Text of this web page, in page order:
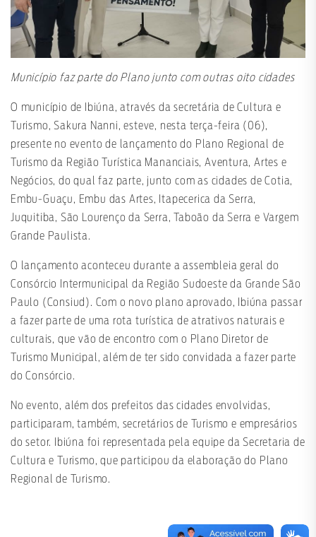
Município faz parte do Plano junto com outras oito cidades
O município de Ibiúna, através da secretária de Cultura e
Turismo, Sakura Nanni, esteve, nesta terça-feira (06),
presente no evento de lançamento do Plano Regional de
Turismo da Região Turística Mananciais, Aventura, Artes e
Negócios, do qual faz parte, junto com as cidades de Cotia,
Embu-Guaçu, Embu das Artes, Itapecerica da Serra,
Juquitiba, São Lourenço da Serra, Taboão da Serra e Vargem
Grande Paulista.
O lançamento aconteceu durante a assembleia geral do
Consórcio Intermunicipal da Região Sudoeste da Grande São
Paulo (Consiud). Com o novo plano aprovado, Ibiúna passar
a fazer parte de uma rota turística de atrativos naturais e
culturais, que vão de encontro com o Plano Diretor de
Turismo Municipal, além de ter sido convidada a fazer parte
do Consórcio.
No evento, além dos prefeitos das cidades envolvidas,
participaram, também, secretários de Turismo e empresários
do setor. Ibiúna foi representada pela equipe da Secretaria de
Cultura e Turismo, que participou da elaboração do Plano
Regional de Turismo.